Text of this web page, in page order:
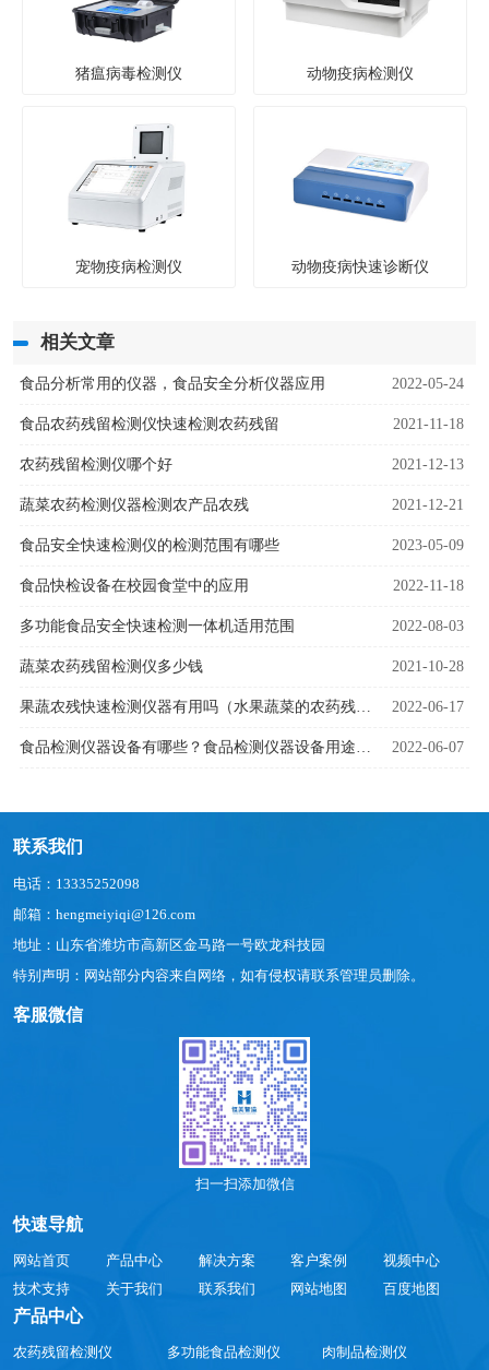
猪瘟病毒检测仪 动物疫病检测仪
宠物疫病检测仪 动物疫病快速诊断仪
相关文章
食品分析常用的仪器，食品安全分析仪器应用 2022-05-24
食品农药残留检测仪快速检测农药残留 2021-11-18
农药残留检测仪哪个好 2021-12-13
蔬菜农药检测仪器检测农产品农残 2021-12-21
食品安全快速检测仪的检测范围有哪些 2023-05-09
食品快检设备在校园食堂中的应用 2022-11-18
多功能食品安全快速检测一体机适用范围 2022-08-03
蔬菜农药残留检测仪多少钱 2021-10-28
果蔬农残快速检测仪器有用吗（水果蔬菜的农药残留检测） 2022-06-17
食品检测仪器设备有哪些？食品检测仪器设备用途是什么 2022-06-07
联系我们
电话：13335252098
邮箱：hengmeiyiqi@126.com
地址：山东省潍坊市高新区金马路一号欧龙科技园
特别声明：网站部分内容来自网络，如有侵权请联系管理员删除。
客服微信
扫一扫添加微信
快速导航
网站首页 产品中心 解决方案 客户案例
视频中心
技术支持
关于我们 联系我们 网站地图 百度地图
产品中心
农药残留检测仪 多功能食品检测仪 肉制品检测仪